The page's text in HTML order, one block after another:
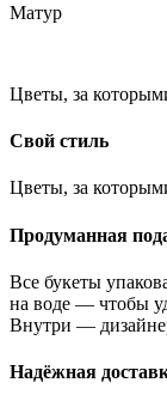
Матур
Цветы, за
Свой стиль
Цветы, за
Продуманная
Все букеты
на воде — чтобы
Внутри —
Надёжная